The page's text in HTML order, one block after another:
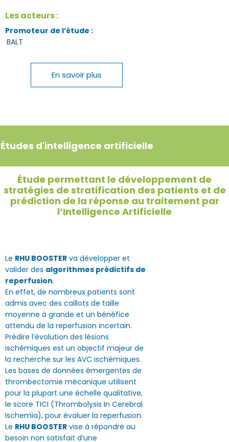
Les acteurs :
Promoteur de l’étude :
BALT
En savoir plus
Études d'intelligence artificielle
Étude permettant le développement de
stratégies de stratification des patients et de
prédiction de la réponse au traitement par
l’Intelligence Artificielle
Le RHU BOOSTER va développer et
valider des algorithmes prédictifs de
reperfusion.
En effet, de nombreux patients sont
admis avec des caillots de taille
moyenne à grande et un bénéfice
attendu de la reperfusion incertain.
Prédire l’évolution des lésions
ischémiques est un objectif majeur de
la recherche sur les AVC ischémiques.
Les bases de données émergentes de
thrombectomie mécanique utilisent
pour la plupart une échelle qualitative,
le score TICI (Thrombolysis In Cerebral
Ischemia), pour évaluer la reperfusion.
Le RHU BOOSTER vise à répondre au
besoin non satisfait d’une